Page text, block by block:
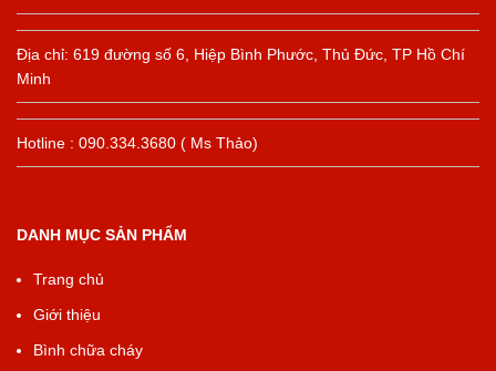
Địa chỉ: 619 đường số 6, Hiệp Bình Phước, Thủ Đức, TP Hồ Chí
Minh
Hotline : 090.334.3680 ( Ms Thảo)
DANH MỤC SẢN PHẨM
Trang chủ
Giới thiệu
Bình chữa cháy